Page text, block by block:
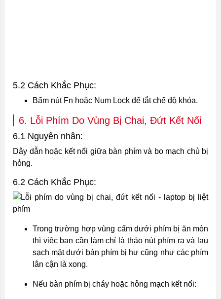
5.2 Cách Khắc Phục:
Bấm nút Fn hoặc Num Lock để tắt chế độ khóa.
6. Lỗi Phím Do Vùng Bị Chai, Đứt Kết Nối
6.1 Nguyên nhân:
Dây dẫn hoặc kết nối giữa bàn phím và bo mạch chủ bị
hỏng.
6.2 Cách Khắc Phục:
Trong trường hợp vùng cấm dưới phím bị ăn mòn
thì việc bạn cần làm chỉ là tháo nút phím ra và lau
sạch mặt dưới bàn phím bị hư cũng như các phím
lân cận là xong.
Nếu bàn phím bị cháy hoặc hỏng mạch kết nối: